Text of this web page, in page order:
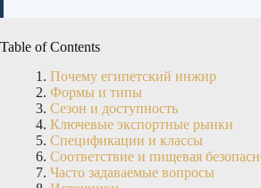
Table of Contents
Почему египетский инжир
Формы и типы
Сезон и доступность
Ключевые экспортные рынки
Спецификации и классы
Соответствие и пищевая
Часто задаваемые вопросы